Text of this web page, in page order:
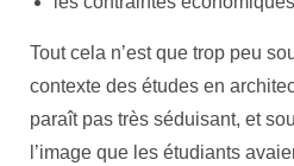
Tout cela n’est que trop peu
contexte des études en
paraît pas très séduisant, et
l’image que les étudiants